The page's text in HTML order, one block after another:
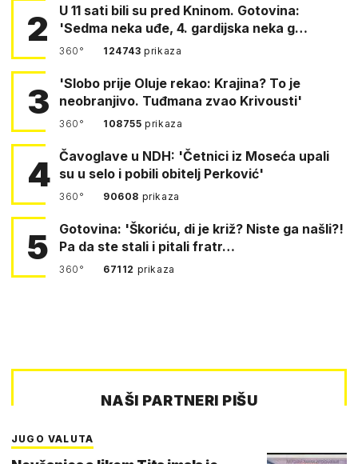
2
U 11 sati bili su pred Kninom. Gotovina:
'Sedma neka uđe, 4. gardijska neka g…
360° 124743prikaza
3
'Slobo prije Oluje rekao: Krajina? To je
neobranjivo. Tuđmana zvao Krivousti'
360° 108755prikaza
4 Čavoglave u NDH: 'Četnici iz Moseća upali
su u selo i pobili obitelj Perković'
360° 90608 prikaza
5
Gotovina: 'Škoriću, di je križ? Niste ga našli?!
Pa da ste stali i pitali fratr…
360° 67112 prikaza
NAŠI PARTNERI PIŠU
JUGO VALUTA